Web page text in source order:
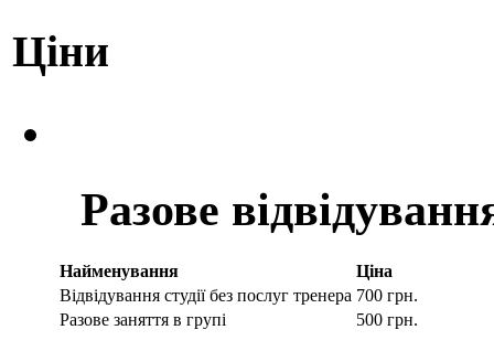
Ціни
Разове
Найменування
Ціна
Відвідування студії без послуг тренера 700 грн.
Разове заняття в групі
500 грн.